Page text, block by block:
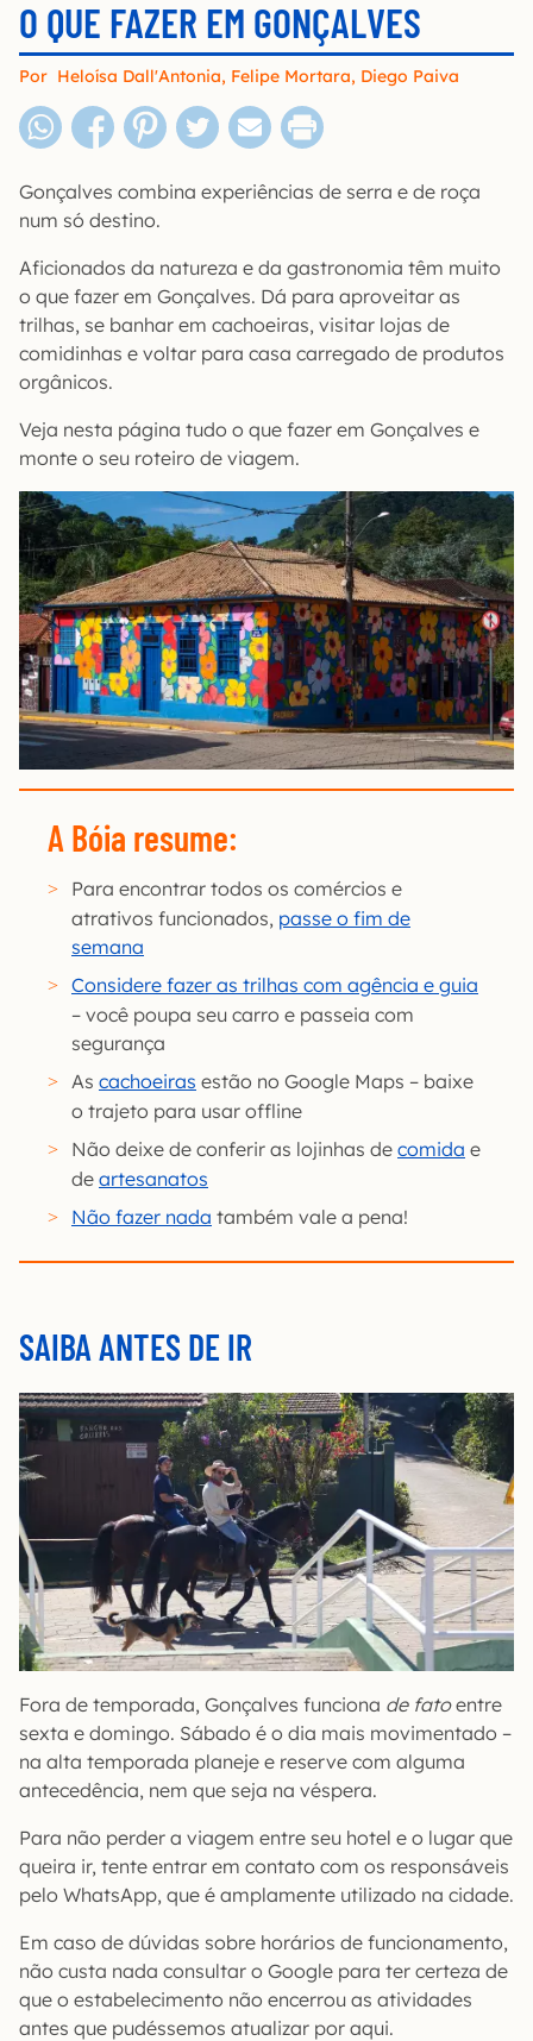
O QUE FAZER EM GONÇALVES
Por Heloísa Dall'Antonia, Felipe Mortara, Diego Paiva
Gonçalves combina experiências de serra e de roça
num só destino.
Aficionados da natureza e da gastronomia têm muito
o que fazer em Gonçalves. Dá para aproveitar as
trilhas, se banhar em cachoeiras, visitar lojas de
comidinhas e voltar para casa carregado de produtos
orgânicos.
Veja nesta página tudo o que fazer em Gonçalves e
monte o seu roteiro de viagem.
A Bóia resume:
Para encontrar todos os comércios e
atrativos funcionados, passe o fim de
semana
Considere fazer as trilhas com agência e guia
– você poupa seu carro e passeia com
segurança
As cachoeiras estão no Google Maps – baixe
o trajeto para usar offline
Não deixe de conferir as lojinhas de comida e
de artesanatos
Não fazer nada também vale a pena!
SAIBA ANTES DE IR
Fora de temporada, Gonçalves funciona de fatoentre
sexta e domingo. Sábado é o dia mais movimentado –
na alta temporada planeje e reserve com alguma
antecedência, nem que seja na véspera.
Para não perder a viagem entre seu hotel e o lugar que
queira ir, tente entrar em contato com os responsáveis
pelo WhatsApp, que é amplamente utilizado na cidade.
Em caso de dúvidas sobre horários de funcionamento,
não custa nada consultar o Google para ter certeza de
que o estabelecimento não encerrou as atividades
antes que pudéssemos atualizar por aqui.